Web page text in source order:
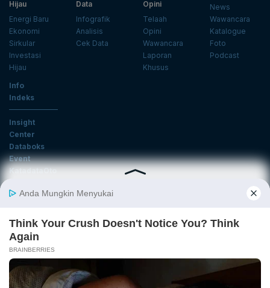
Hijau
Energi Baru
Ekonomi
Sirkular
Investasi
Hijau
Data
Infografik
Analisis
Cek Data
Opini
Telaah
Opini
Wawancara
Laporan
Khusus
News
Wawancara
Katalogue
Foto
Podcast
Info
Indeks
Insight
Center
Databoks
Event
KatadataOto
Email
Daftar